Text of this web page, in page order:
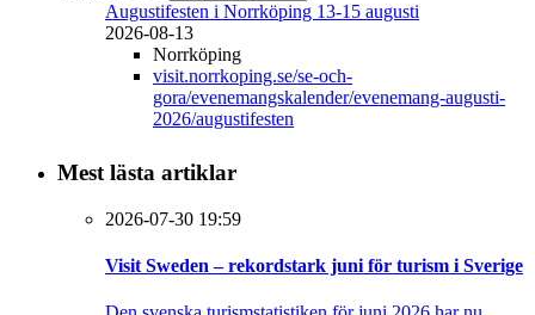
Augustifesten i Norrköping 13-15 augusti
2026-08-13
Norrköping
visit.norrkoping.se/se-och-
gora/evenemangskalender/evenemang-augusti-
2026/augustifesten
Mest lästa artiklar
2026-07-30 19:59
Visit Sweden – rekordstark juni för turism i Sverige